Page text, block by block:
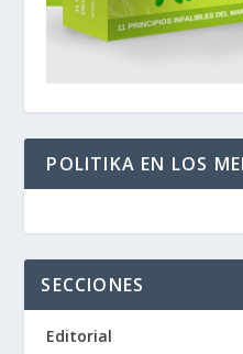
POLITIKA EN LOS
SECCIONES
Editorial